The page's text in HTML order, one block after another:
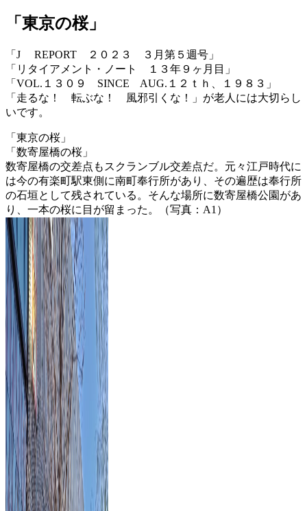
「東京の桜」
「J REPORT ２０２３ ３月第５週号」
「リタイアメント・ノート １３年９ヶ月目」
「VOL.１３０９ SINCE AUG.１２ｔｈ、１９８３」
「走るな！ 転ぶな！ 風邪引くな！」が老人には大切らし
いです。
「東京の桜」
「数寄屋橋の桜」
数寄屋橋の交差点もスクランブル交差点だ。元々江戸時代に
は今の有楽町駅東側に南町奉行所があり、その遍歴は奉行所
の石垣として残されている。そんな場所に数寄屋橋公園があ
り、一本の桜に目が留まった。（写真：A1）